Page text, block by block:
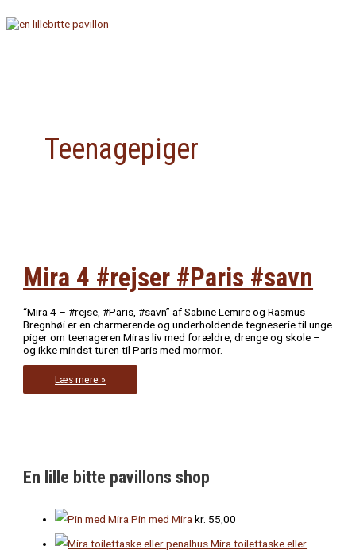
til
Teenagepiger
Mira 4 #rejser #Paris #savn
“Mira 4 – #rejse, #Paris, #savn” af Sabine Lemire og Rasmus
Bregnhøi er en charmerende og underholdende tegneserie til unge
piger om teenageren Miras liv med forældre, drenge og skole –
og ikke mindst turen til Paris med mormor.
Mira
4
#rejser
Læs mere »
En lille bitte pavillons shop
Pin med Mirakr. 55,00
Mira toilettaske eller